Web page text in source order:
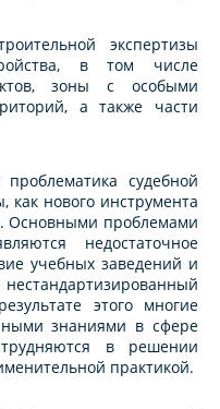
экспертизы
в том числе
зоны с особыми
а также части
судебной
как нового инструмента
Основными проблемами
недостаточное
учебных заведений и
этого многие
знаниями в сфере
в решении
практикой.